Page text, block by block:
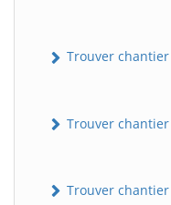
Trouver
Trouver
Trouver